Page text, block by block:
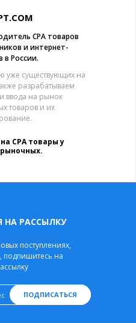
CPA товаров
и интернет-
в России.
уже существующих на
разрабатываем
ввода на рынок
товаров и их
CPA товары у
НА РАССЫЛКУ
поступлениях,
подпишитесь на
ПОДПИСАТЬСЯ